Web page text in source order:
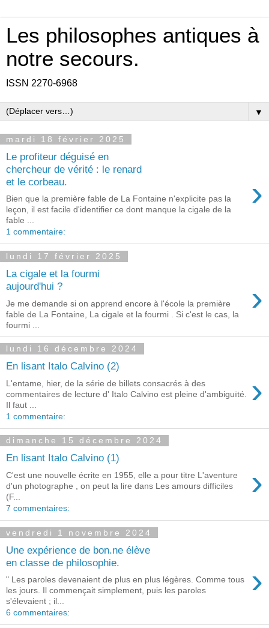
Les philosophes antiques à
notre secours.
ISSN 2270-6968
▼
mardi 18 février 2025
Le profiteur déguisé en
chercheur de vérité : le renard
et le corbeau.
›
Bien que la première fable de La Fontaine n'explicite pas la
leçon, il est facile d'identifier ce dont manque la cigale de la
fable ...
1 commentaire:
lundi 17 février 2025
La cigale et la fourmi
aujourd'hui ?
›
Je me demande si on apprend encore à l'école la première
fable de La Fontaine, La cigale et la fourmi . Si c'est le cas, la
fourmi ...
lundi 16 décembre 2024
En lisant Italo Calvino (2)
›
L'entame, hier, de la série de billets consacrés à des
commentaires de lecture d' Italo Calvino est pleine d'ambiguïté.
Il faut ...
1 commentaire:
dimanche 15 décembre 2024
En lisant Italo Calvino (1)
›
C'est une nouvelle écrite en 1955, elle a pour titre L'aventure
d'un photographe , on peut la lire dans Les amours difficiles
(F...
7 commentaires:
vendredi 1 novembre 2024
Une expérience de bon.ne élève
en classe de philosophie.
›
" Les paroles devenaient de plus en plus légères. Comme tous
les jours. Il commençait simplement, puis les paroles
s'élevaient ; il...
6 commentaires: